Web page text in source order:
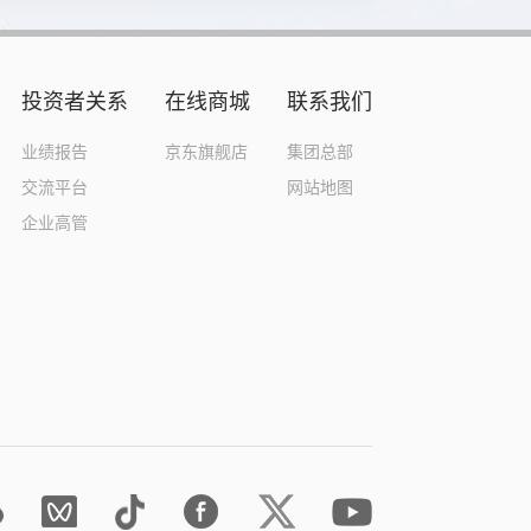
投资者关系
业绩报告
交流平台
企业高管
在线商城
京东旗舰店
联系我们
集团总部
网站地图